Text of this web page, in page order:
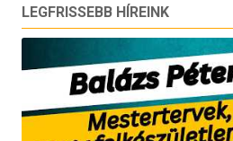
LEGFRISSEBB HÍREINK